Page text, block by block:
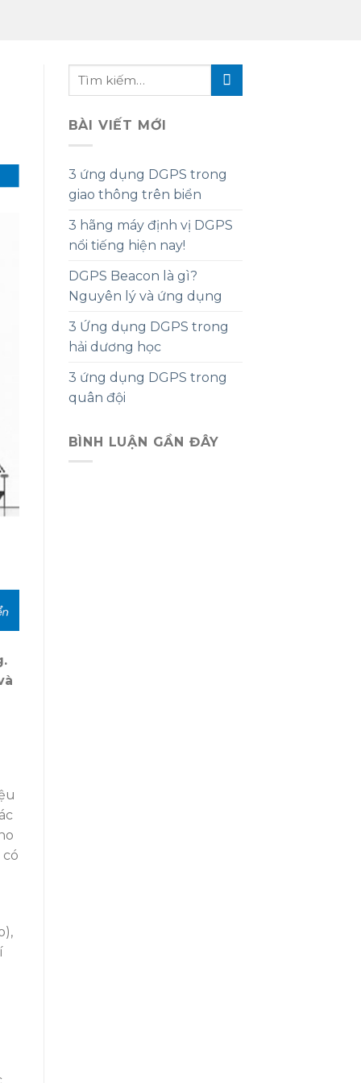
BÀI VIẾT MỚI
3 ứng dụng DGPS trong
giao thông trên biển
3 hãng máy định vị DGPS
nổi tiếng hiện nay!
DGPS Beacon là gì?
Nguyên lý và ứng dụng
3 Ứng dụng DGPS trong
hải dương học
3 ứng dụng DGPS trong
quân đội
BÌNH LUẬN GẦN ĐÂY